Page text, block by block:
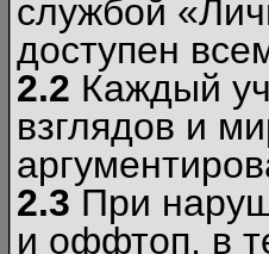
службой
доступен
2.2 Каждый
взглядов и
2.3 При
и оффтоп, в